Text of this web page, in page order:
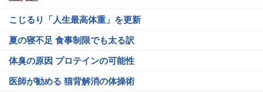
こじるり「人生最高体重」を更新
夏の寝不足 食事制限でも太る訳
体臭の原因 プロテインの可能性
医師が勧める 猫背解消の体操術